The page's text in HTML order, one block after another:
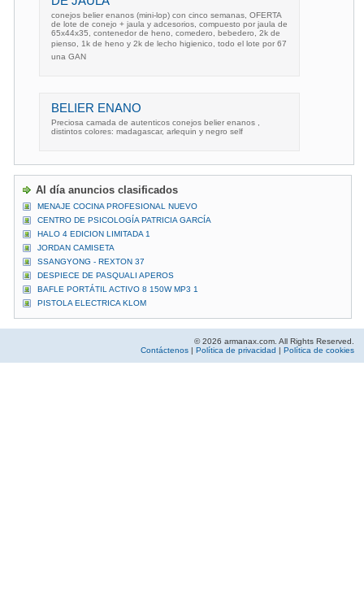
conejos belier enanos (mini-lop) con cinco semanas, OFERTA
de lote de conejo + jaula y adcesorios, compuesto por jaula de
65x44x35, contenedor de heno, comedero, bebedero, 2k de
pienso, 1k de heno y 2k de lecho higienico, todo el lote por 67
una GAN
BELIER ENANO
Preciosa camada de autenticos conejos belier enanos ,
distintos colores: madagascar, arlequin y negro self
Al día anuncios clasificados
MENAJE COCINA PROFESIONAL NUEVO
CENTRO DE PSICOLOGÍA PATRICIA GARCÍA
HALO 4 EDICION LIMITADA 1
JORDAN CAMISETA
SSANGYONG - REXTON 37
DESPIECE DE PASQUALI APEROS
BAFLE PORTÁTIL ACTIVO 8 150W MP3 1
PISTOLA ELECTRICA KLOM
© 2026 armanax.com. All Rights Reserved.
Contáctenos | Política de privacidad | Política de cookies